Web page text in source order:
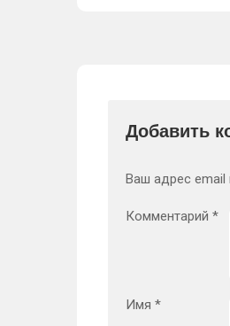
Добавить
Ваш адрес email
Комментарий *
Имя *